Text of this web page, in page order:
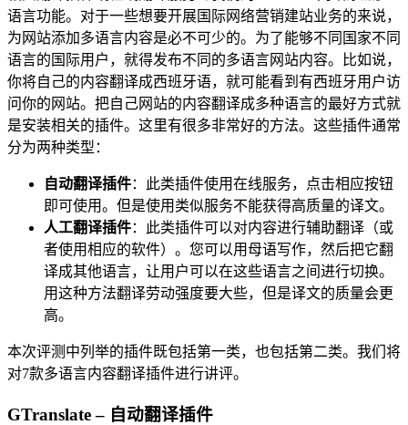
语言功能。对于一些想要开展国际网络营销建站业务的来说，
为网站添加多语言内容是必不可少的。为了能够不同国家不同
语言的国际用户，就得发布不同的多语言网站内容。比如说，
你将自己的内容翻译成西班牙语，就可能看到有西班牙用户访
问你的网站。把自己网站的内容翻译成多种语言的最好方式就
是安装相关的插件。这里有很多非常好的方法。这些插件通常
分为两种类型：
自动翻译插件：此类插件使用在线服务，点击相应按钮
即可使用。但是使用类似服务不能获得高质量的译文。
人工翻译插件：此类插件可以对内容进行辅助翻译（或
者使用相应的软件）。您可以用母语写作，然后把它翻
译成其他语言，让用户可以在这些语言之间进行切换。
用这种方法翻译劳动强度要大些，但是译文的质量会更
高。
本次评测中列举的插件既包括第一类，也包括第二类。我们将
对7款多语言内容翻译插件进行讲评。
GTranslate – 自动翻译插件